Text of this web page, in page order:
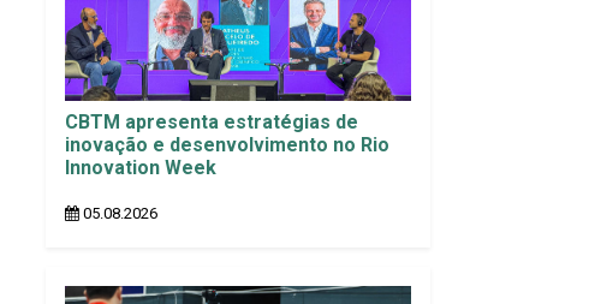
CBTM apresenta estratégias de
inovação e desenvolvimento no Rio
Innovation Week
05.08.2026